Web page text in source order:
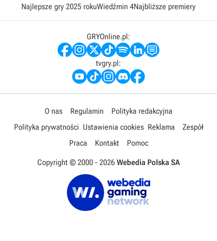
Najlepsze gry 2025 rokuWiedźmin 4Najbliższe premiery
GRYOnline.pl:
tvgry.pl:
O nas Regulamin
Polityka redakcyjna
Polityka prywatności Ustawienia cookies Reklama
Zespół
Praca
Kontakt Pomoc
Copyright © 2000 - 2026 Webedia Polska SA